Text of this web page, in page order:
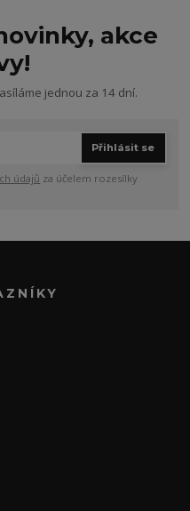
akce
jednou za 14 dní.
Přihlásit se
údajů za účelem rozesílky